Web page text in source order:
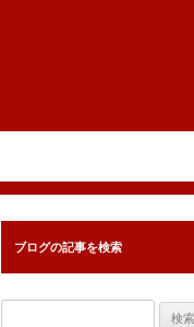
ブログの記事を検索